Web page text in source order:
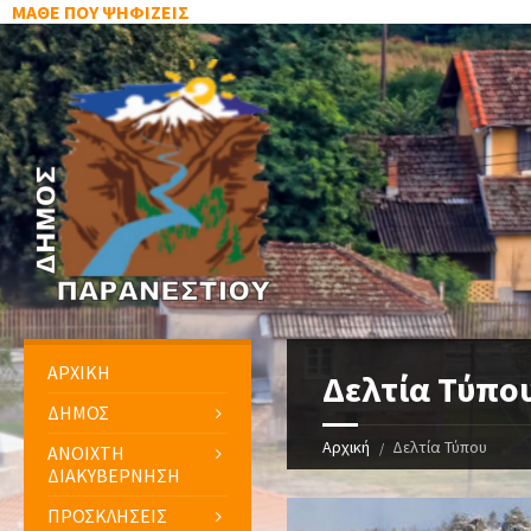
ΜΑΘΕ ΠΟΥ ΨΗΦΙΖΕΙΣ
Δελτία
Αρχική Δελτία Τύπου
ΑΡΧΙΚΗ
ΔΗΜΟΣ
ΑΝΟΙΧΤΗ
ΔΙΑΚΥΒΕΡΝΗΣΗ
ΠΡΟΣΚΛΗΣΕΙΣ